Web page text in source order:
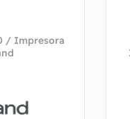
/ Impresora